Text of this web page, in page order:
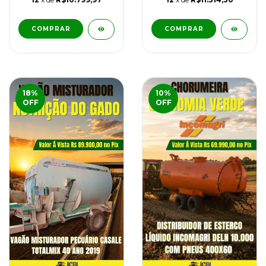
COMPRAR COMPRAR
18%
OFF
10%
OFF